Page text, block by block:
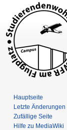
Hauptseite
Letzte Änderungen
Zufällige Seite
Hilfe zu MediaWiki